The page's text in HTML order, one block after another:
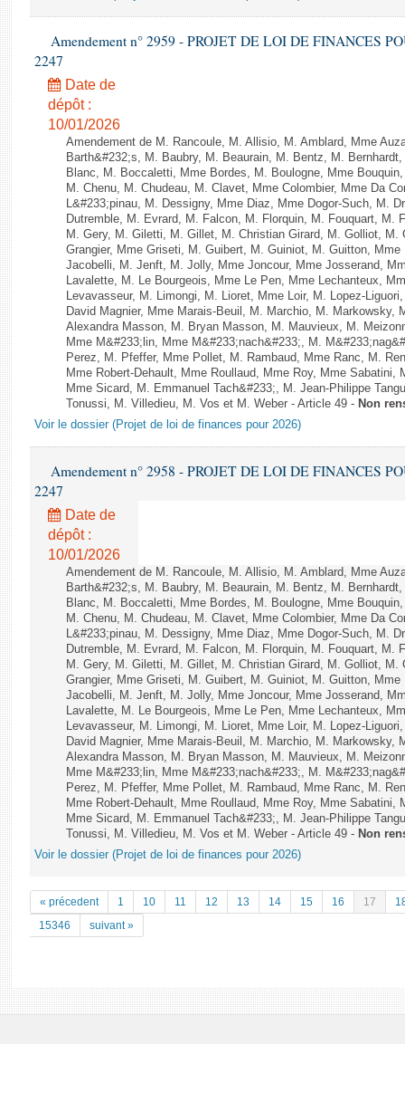
Amendement n° 2959 - PROJET DE LOI DE FINANCES
2247
Date de
dépôt :
10/01/2026
Amendement de M. Rancoule, M. Allisio, M. Amblard, Mme
Barth&#232;s, M. Baubry, M. Beaurain, M. Bentz, M.
Blanc, M. Boccaletti, Mme Bordes, M. Boulogne, Mme
M. Chenu, M. Chudeau, M. Clavet, Mme Colombier, Mme Da
L&#233;pinau, M. Dessigny, Mme Diaz, Mme Dogor-Such, M.
Dutremble, M. Evrard, M. Falcon, M. Florquin, M. Fouquart, M.
M. Gery, M. Giletti, M. Gillet, M. Christian Girard, M. Golliot, M.
Grangier, Mme Griseti, M. Guibert, M. Guiniot, M. Guitton,
Jacobelli, M. Jenft, M. Jolly, Mme Joncour, Mme Josserand,
Lavalette, M. Le Bourgeois, Mme Le Pen, Mme Lechanteux,
Levavasseur, M. Limongi, M. Lioret, Mme Loir, M. Lopez-
David Magnier, Mme Marais-Beuil, M. Marchio, M. Markowsky,
Alexandra Masson, M. Bryan Masson, M. Mauvieux, M.
Mme M&#233;lin, Mme M&#233;nach&#233;, M.
Perez, M. Pfeffer, Mme Pollet, M. Rambaud, Mme Ranc, M.
Mme Robert-Dehault, Mme Roullaud, Mme Roy, Mme
Mme Sicard, M. Emmanuel Tach&#233;, M. Jean-Philippe
Tonussi, M. Villedieu, M. Vos et M. Weber - Article 49 - Non
Voir le dossier (Projet de loi de finances pour 2026)
Amendement n° 2958 - PROJET DE LOI DE FINANCES
2247
Date de
dépôt :
10/01/2026
Amendement de M. Rancoule, M. Allisio, M. Amblard, Mme
Barth&#232;s, M. Baubry, M. Beaurain, M. Bentz, M.
Blanc, M. Boccaletti, Mme Bordes, M. Boulogne, Mme
M. Chenu, M. Chudeau, M. Clavet, Mme Colombier, Mme Da
L&#233;pinau, M. Dessigny, Mme Diaz, Mme Dogor-Such, M.
Dutremble, M. Evrard, M. Falcon, M. Florquin, M. Fouquart, M.
M. Gery, M. Giletti, M. Gillet, M. Christian Girard, M. Golliot, M.
Grangier, Mme Griseti, M. Guibert, M. Guiniot, M. Guitton,
Jacobelli, M. Jenft, M. Jolly, Mme Joncour, Mme Josserand,
Lavalette, M. Le Bourgeois, Mme Le Pen, Mme Lechanteux,
Levavasseur, M. Limongi, M. Lioret, Mme Loir, M. Lopez-
David Magnier, Mme Marais-Beuil, M. Marchio, M. Markowsky,
Alexandra Masson, M. Bryan Masson, M. Mauvieux, M.
Mme M&#233;lin, Mme M&#233;nach&#233;, M.
Perez, M. Pfeffer, Mme Pollet, M. Rambaud, Mme Ranc, M.
Mme Robert-Dehault, Mme Roullaud, Mme Roy, Mme
Mme Sicard, M. Emmanuel Tach&#233;, M. Jean-Philippe
Tonussi, M. Villedieu, M. Vos et M. Weber - Article 49 - Non
Voir le dossier (Projet de loi de finances pour 2026)
« précedent 1 10 11 12 13 14 15 16 17
15346
suivant »